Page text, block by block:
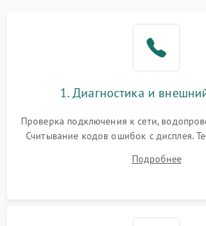
1. Диагностика и
Проверка подключения к сети,
Считывание кодов ошибок с дисплея.
выявления посторонних шумов,
электронного модуля
Подробнее